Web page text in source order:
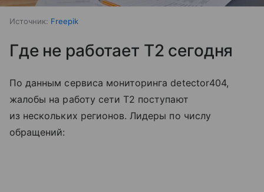
Источник: Freepik
Где не работает T2 сегодня
По данным сервиса мониторинга detector404,
жалобы на работу сети T2 поступают
из нескольких регионов. Лидеры по числу
обращений: